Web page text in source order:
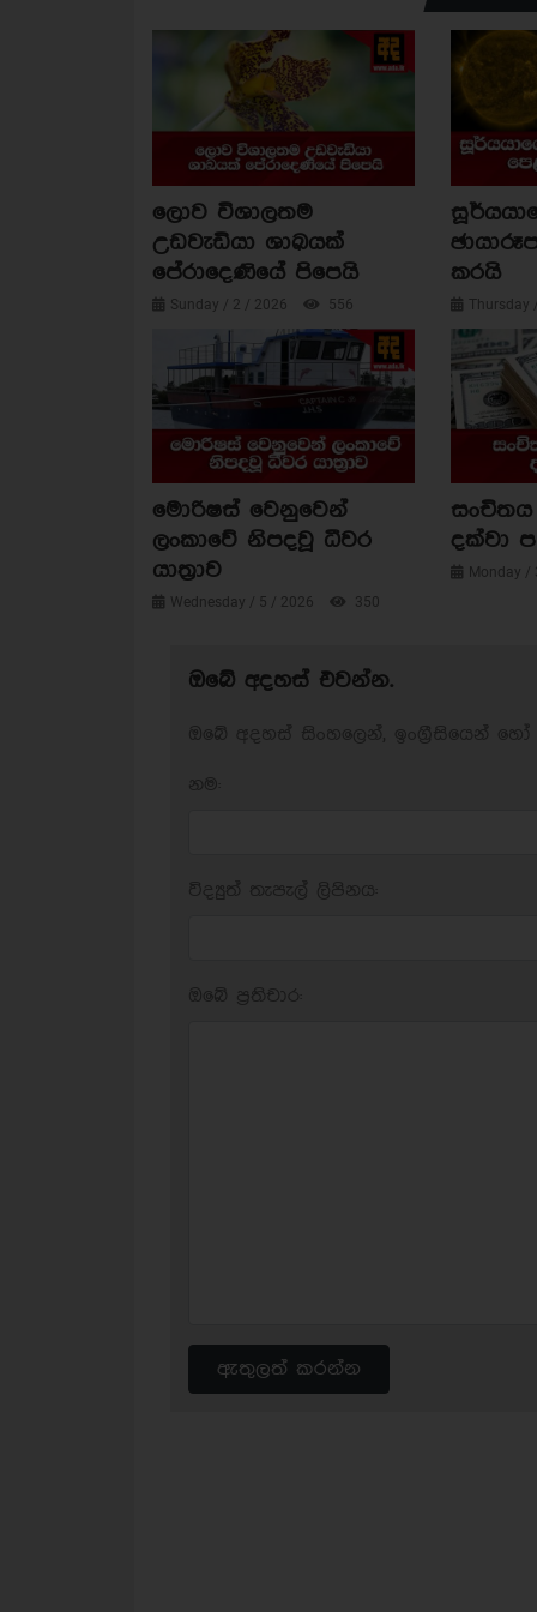
ලොව විශාලතම
උඩවැඩියා ශාඛයක්
පේරාදෙණියේ පිපෙයි
Sunday / 2 / 2026 556
කරයි
මොරිෂස් වෙනුවෙන්
ලංකාවේ නිපදවූ ධීවර
යාත්‍රාව
Wednesday / 5 / 2026 350
සංචිතය
දක්වා
Monday
ඔබේ අදහස් එවන්න.
ඇතුලත් කරන්න